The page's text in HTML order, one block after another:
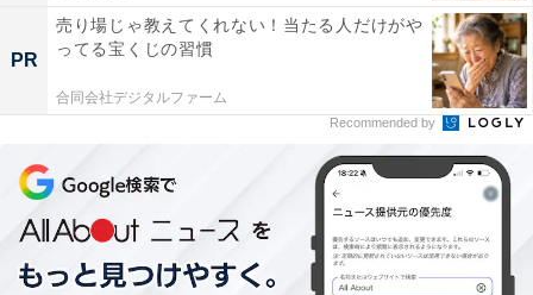
PR
売り場じゃ教えてくれない！当たる人だけがや
ってる宝くじの習慣
合同会社デジタルファーム
Recommended by